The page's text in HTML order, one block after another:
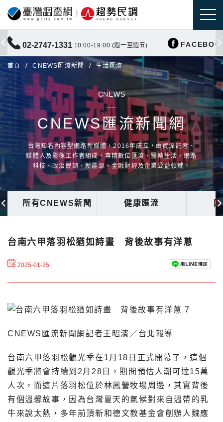
02-2747-1331 10:00-19:00 (週一至週五)
首頁 CNEWS匯流新聞 生活匯流
CNEWS
CNEWS匯流新聞網
台灣知名內容型網路新媒體，2016年成立，由資深記者、
媒體人及影像工作者組成，專精數位匯流、醫藥生活、網路
科技、政治民調、新能源、金融財經及企業公益領域。
所有CNEWS新聞 健康匯流
台南六甲落羽松猶如詩畫 背後故事有洋蔥
2025-01-25
CNEWS匯流新聞網記者王昭濱／台北報導
台南六甲落羽松觀光季在1月18日正式開幕了，這個
觀光季將會持續到2月28日，期間預估人潮可達15萬
人次，而這片落羽松位於林鳳營牧場周邊，其實背後
有個溫馨故事，因為台灣夏天的氣候對來自溫帶的乳
牛來說太熱，多年前頂新和德文教基金會創辦人魏應